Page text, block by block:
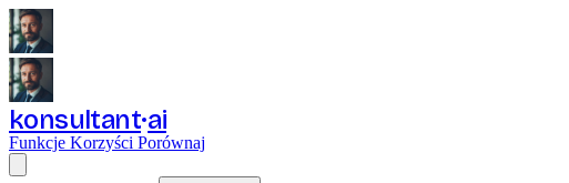
konsultant ai
Funkcje Korzyści Porównaj